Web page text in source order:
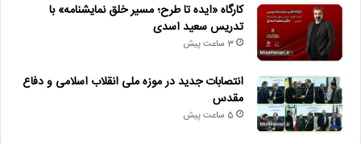
کارگاه «ایده تا طرح؛ مسیر خلق نمایشنامه» با
تدریس سعید اسدی
3 ساعت پیش
انتصابات جدید در موزه ملی انقلاب اسلامی و دفاع
مقدس
5 ساعت پیش